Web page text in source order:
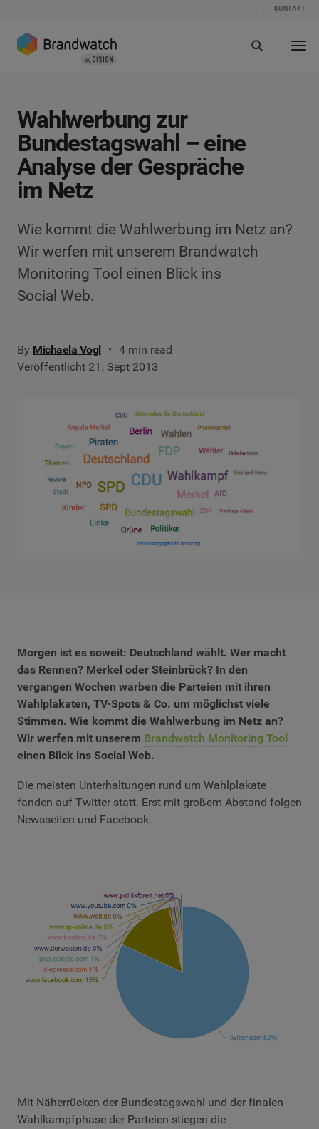
KONTAKT
Wahlwerbung zur
Bundestagswahl – eine
Analyse der Gespräche
im Netz
Wie kommt die Wahlwerbung im Netz an?
Wir werfen mit unserem Brandwatch
Monitoring Tool einen Blick ins
Social Web.
By Michaela Vogl
4 min read
Veröffentlicht 21. Sept 2013
Morgen ist es soweit: Deutschland wählt. Wer macht
das Rennen? Merkel oder Steinbrück? In den
vergangen Wochen warben die Parteien mit ihren
Wahlplakaten, TV-Spots & Co. um möglichst viele
Stimmen. Wie kommt die Wahlwerbung im Netz an?
Wir werfen mit unserem Brandwatch Monitoring Tool
einen Blick ins Social Web.
Die meisten Unterhaltungen rund um Wahlplakate
fanden auf Twitter statt. Erst mit großem Abstand folgen
Newsseiten und Facebook.
Mit Näherrücken der Bundestagswahl und der finalen
Wahlkampfphase der Parteien stiegen die